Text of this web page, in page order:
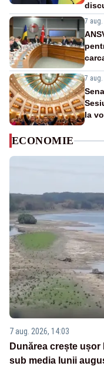
7 aug.
7 aug.
la
ECONOMIE
7 aug. 2026, 14:03
Dunărea crește ușor
sub media lunii